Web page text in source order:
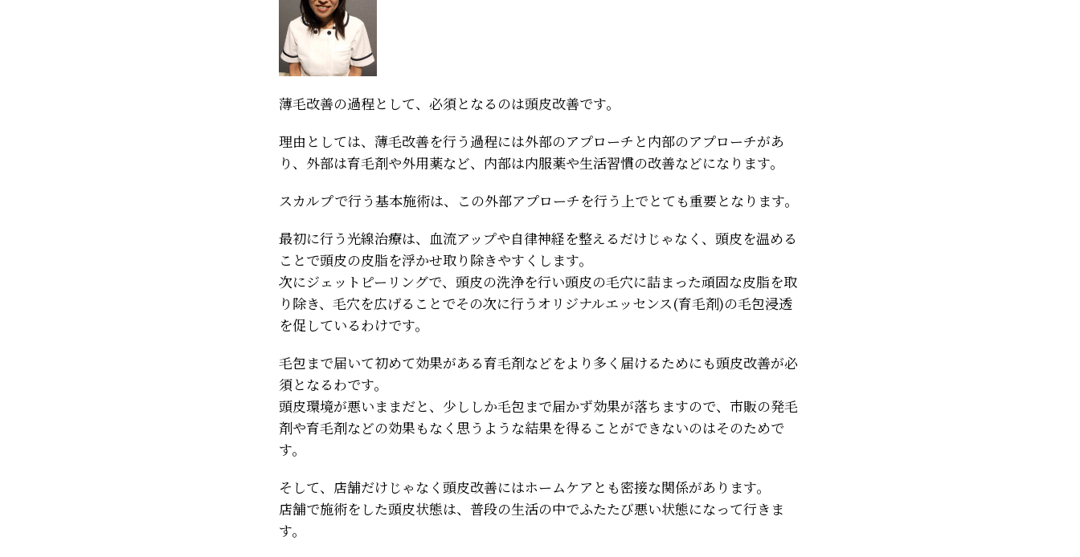
薄毛改善の過程として、必須となるのは頭皮改善です。
理由としては、薄毛改善を行う過程には外部のアプローチと内部のアプローチがあ
り、外部は育毛剤や外用薬など、内部は内服薬や生活習慣の改善などになります。
スカルプで行う基本施術は、この外部アプローチを行う上でとても重要となります。
最初に行う光線治療は、血流アップや自律神経を整えるだけじゃなく、頭皮を温める
ことで頭皮の皮脂を浮かせ取り除きやすくします。
次にジェットピーリングで、頭皮の洗浄を行い頭皮の毛穴に詰まった頑固な皮脂を取
り除き、毛穴を広げることでその次に行うオリジナルエッセンス(育毛剤)の毛包浸透
を促しているわけです。
毛包まで届いて初めて効果がある育毛剤などをより多く届けるためにも頭皮改善が必
須となるわです。
頭皮環境が悪いままだと、少ししか毛包まで届かず効果が落ちますので、市販の発毛
剤や育毛剤などの効果もなく思うような結果を得ることができないのはそのためで
す。
そして、店舗だけじゃなく頭皮改善にはホームケアとも密接な関係があります。
店舗で施術をした頭皮状態は、普段の生活の中でふたたび悪い状態になって行きま
す。